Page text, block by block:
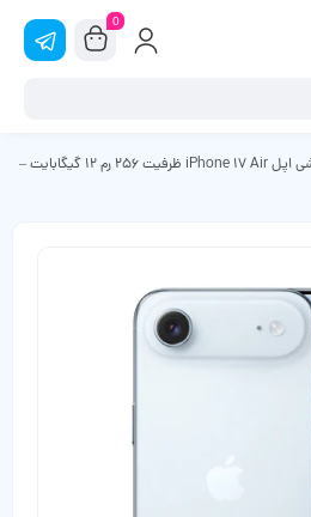
0
گوشی اپل iPhone 17 Air ظرفیت 256 رم 12 گیگابایت –